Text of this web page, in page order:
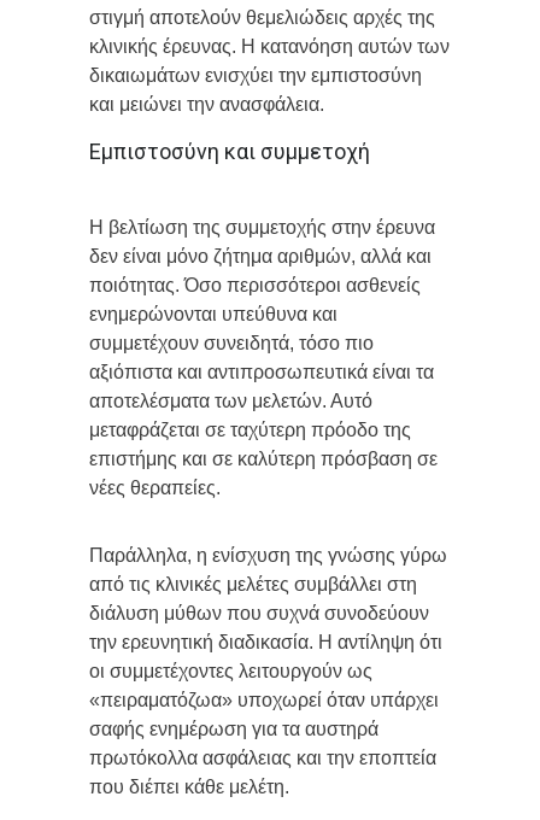
στιγμή αποτελούν θεμελιώδεις αρχές της
κλινικής έρευνας. Η κατανόηση αυτών των
δικαιωμάτων ενισχύει την εμπιστοσύνη
και μειώνει την ανασφάλεια.
Εμπιστοσύνη και συμμετοχή
Η βελτίωση της συμμετοχής στην έρευνα
δεν είναι μόνο ζήτημα αριθμών, αλλά και
ποιότητας. Όσο περισσότεροι ασθενείς
ενημερώνονται υπεύθυνα και
συμμετέχουν συνειδητά, τόσο πιο
αξιόπιστα και αντιπροσωπευτικά είναι τα
αποτελέσματα των μελετών. Αυτό
μεταφράζεται σε ταχύτερη πρόοδο της
επιστήμης και σε καλύτερη πρόσβαση σε
νέες θεραπείες.
Παράλληλα, η ενίσχυση της γνώσης γύρω
από τις κλινικές μελέτες συμβάλλει στη
διάλυση μύθων που συχνά συνοδεύουν
την ερευνητική διαδικασία. Η αντίληψη ότι
οι συμμετέχοντες λειτουργούν ως
«πειραματόζωα» υποχωρεί όταν υπάρχει
σαφής ενημέρωση για τα αυστηρά
πρωτόκολλα ασφάλειας και την εποπτεία
που διέπει κάθε μελέτη.